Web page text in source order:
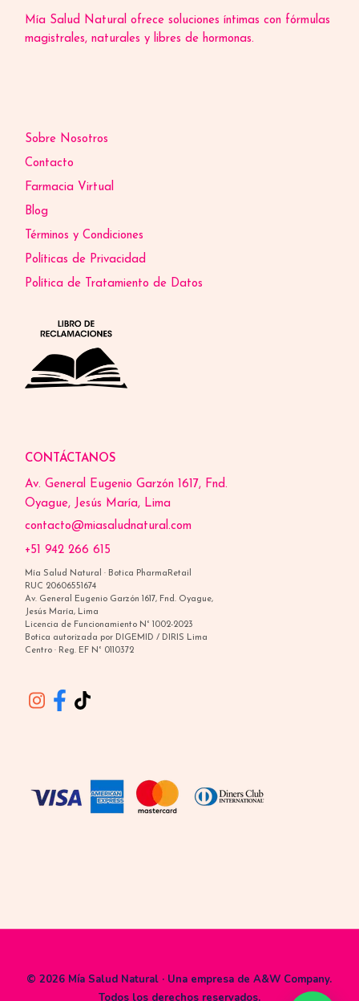
Mía Salud Natural ofrece soluciones íntimas con fórmulas
magistrales, naturales y libres de hormonas.
Sobre Nosotros
Contacto
Farmacia Virtual
Blog
Términos y Condiciones
Políticas de Privacidad
Política de Tratamiento de Datos
CONTÁCTANOS
Av. General Eugenio Garzón 1617, Fnd.
Oyague, Jesús María, Lima
contacto@miasaludnatural.com
+51 942 266 615
Mía Salud Natural · Botica PharmaRetail
RUC 20606551674
Av. General Eugenio Garzón 1617, Fnd. Oyague,
Jesús María, Lima
Licencia de Funcionamiento N° 1002-2023
Botica autorizada por DIGEMID / DIRIS Lima
Centro · Reg. EF N° 0110372
© 2026 Mía Salud Natural · Una empresa deA&W Company.
Todos los derechos reservados.